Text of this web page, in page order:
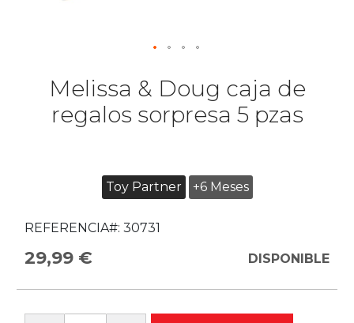
Melissa & Doug caja de
regalos sorpresa 5 pzas
Toy Partner +6 Meses
REFERENCIA#: 30731
29,99 € DISPONIBLE